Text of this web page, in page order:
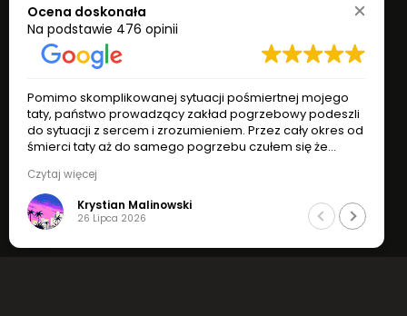
Ocena doskonała
Na podstawie 476 opinii
Pomimo skomplikowanej sytuacji pośmiertnej mojego
taty, państwo prowadzący zakład pogrzebowy podeszli
do sytuacji z sercem i zrozumieniem. Przez cały okres od
śmierci taty aż do samego pogrzebu czułem się że
profesjonalizm, zrozumienie i indywidualne podejście do
sytuacji.
Jak najbardziej polecam !
Czytaj więcej
Krystian Malinowski
26 Lipca 2026